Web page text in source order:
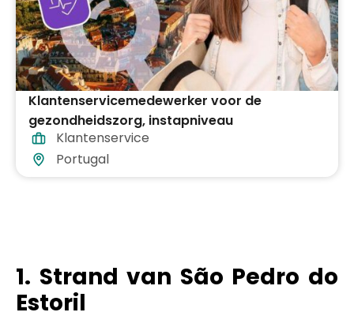
Klantenservicemedewerker voor de
gezondheidszorg, instapniveau
Klantenservice
Portugal
1. Strand van São Pedro do
Estoril